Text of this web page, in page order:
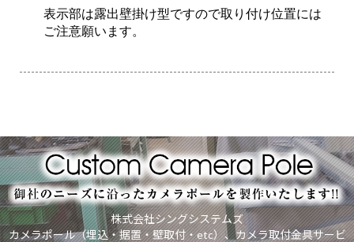
表示部は露出壁掛け型ですので取り付け位置には
ご注意願います。
株式会社シングシステムズ
カメラポール（埋込・据置・壁取付・etc）、カメラ取付金具サービ